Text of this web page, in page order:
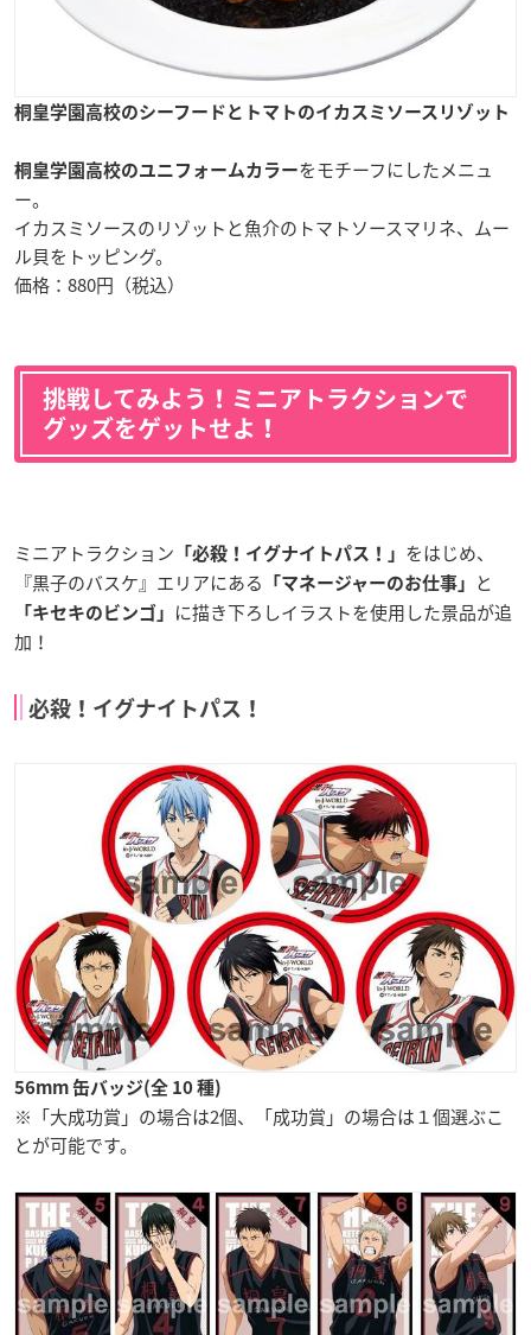
桐皇学園高校のシーフードとトマトのイカスミソースリゾット
桐皇学園高校のユニフォームカラーをモチーフにしたメニュ
ー。
イカスミソースのリゾットと魚介のトマトソースマリネ、ムー
ル貝をトッピング。
価格：880円（税込）
挑戦してみよう！ミニアトラクションで
グッズをゲットせよ！
ミニアトラクション 「必殺！イグナイトパス！」 をはじめ、
『黒子のバスケ』エリアにある
「マネージャーのお仕事」 と
「キセキのビンゴ」
に描き下ろしイラストを使用した景品が追
加！
必殺！イグナイトパス！
56mm 缶バッジ(全 10 種)
※「大成功賞」の場合は2個、「成功賞」の場合は１個選ぶこ
とが可能です。